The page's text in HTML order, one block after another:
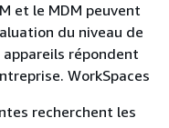
et le MDM peuvent
du niveau de
répondent
WorkSpaces
recherchent les